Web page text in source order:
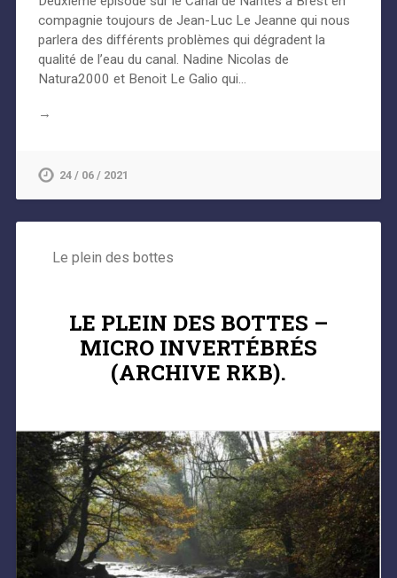
compagnie toujours de Jean-Luc Le Jeanne qui nous
parlera des différents problèmes qui dégradent la
qualité de l’eau du canal. Nadine Nicolas de
Natura2000 et Benoit Le Galio qui…
→
24 / 06 / 2021
Le plein des bottes
LE PLEIN DES BOTTES –
MICRO INVERTÉBRÉS
(ARCHIVE RKB).